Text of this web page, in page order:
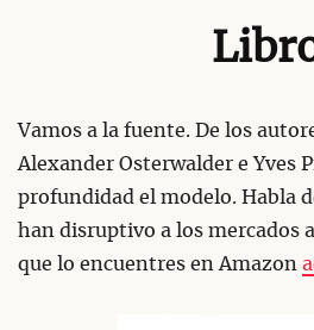
Vamos a la fuente. De los
Alexander Osterwalder e Yves
profundidad el modelo. Habla
han disruptivo a los mercados
que lo encuentres en Amazon